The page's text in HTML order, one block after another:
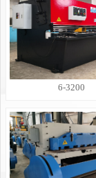
6-3200